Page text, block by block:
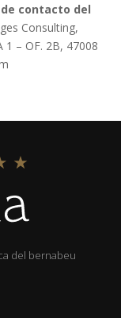
contacto del
Consulting,
1 – OF. 2B, 47008
del bernabeu